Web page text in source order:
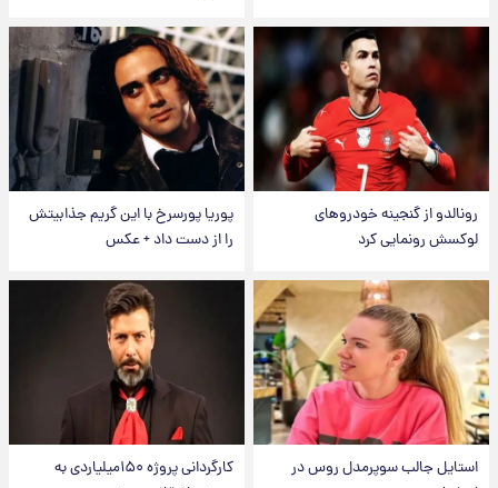
رونالدو از گنجینه خودروهای
لوکسش رونمایی کرد
پوریا پورسرخ با این گریم جذابیتش
را از دست داد + عکس
استایل جالب سوپرمدل روس در
کارگردانی پروژه ۱۵۰میلیاردی به